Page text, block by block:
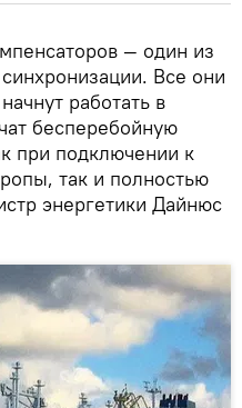
— один из
Все они
работать в
бесперебойную
при подключении к
так и полностью
энергетики Дайнюс